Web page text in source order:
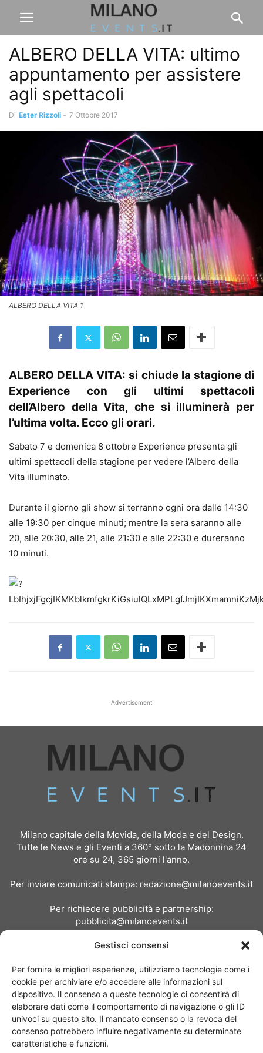
Gestisci consensi
Per fornire le migliori esperienze, utilizziamo tecnologie come i
cookie per archiviare e/o accedere alle informazioni sul
dispositivo. Il consenso a queste tecnologie ci consentirà di
elaborare dati come il comportamento di navigazione o gli ID
univoci su questo sito. Il mancato consenso o la revoca del
consenso potrebbero influire negativamente su determinate
caratteristiche e funzioni.
ALBERO DELLA VITA: ultimo
appuntamento per assistere
agli spettacoli
Di Ester Rizzoli - 7 Ottobre 2017
ALBERO DELLA VITA 1
ALBERO DELLA VITA: si chiude la stagione di
Experience con gli ultimi spettacoli
dell’Albero della Vita, che si illuminerà per
l’ultima volta. Ecco gli orari.
Sabato 7 e domenica 8 ottobre Experience presenta gli
ultimi spettacoli della stagione per vedere l’Albero della
Vita illuminato.
Durante il giorno gli show si terranno ogni ora dalle 14:30
alle 19:30 per cinque minuti; mentre la sera saranno alle
20, alle 20:30, alle 21, alle 21:30 e alle 22:30 e dureranno
10 minuti.
Advertisement
Milano capitale della Movida, della Moda e del Design.
Tutte le News e gli Eventi a 360° sotto la Madonnina 24
ore su 24, 365 giorni l'anno.
Per inviare comunicati stampa: redazione@milanoevents.it
Per richiedere pubblicità e partnership:
pubblicita@milanoevents.it
Chi siamo I Nostri Clienti